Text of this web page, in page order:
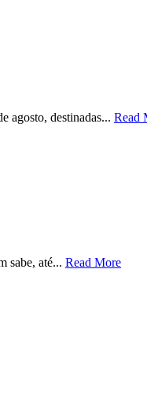
agosto, destinadas... Read
sabe, até... Read More